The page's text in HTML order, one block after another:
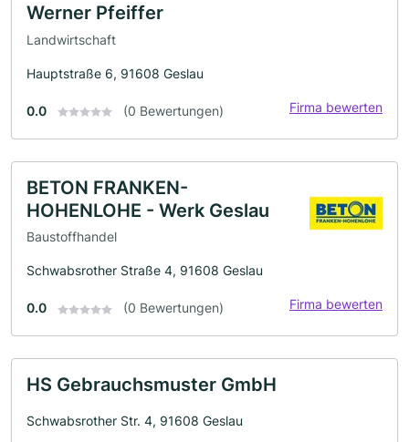
Werner Pfeiffer
Landwirtschaft
Hauptstraße 6, 91608 Geslau
0.0 (0 Bewertungen) Firma bewerten
BETON FRANKEN-
HOHENLOHE - Werk Geslau
Baustoffhandel
Schwabsrother Straße 4, 91608 Geslau
0.0 (0 Bewertungen) Firma bewerten
HS Gebrauchsmuster GmbH
Schwabsrother Str. 4, 91608 Geslau